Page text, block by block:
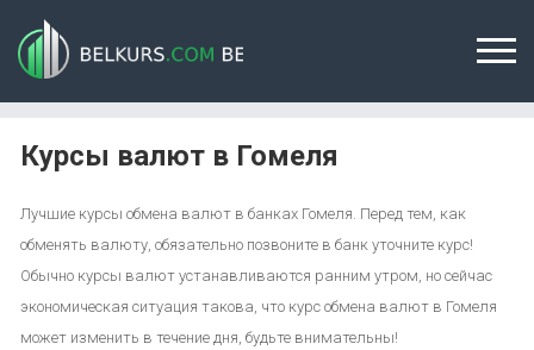
Курсы валют в Гомеля
Лучшие курсы обмена валют в банках Гомеля. Перед тем, как
обменять валюту, обязательно позвоните в банк уточните курс!
Обычно курсы валют устанавливаются ранним утром, но сейчас
экономическая ситуация такова, что курс обмена валют в Гомеля
может изменить в течение дня, будьте внимательны!